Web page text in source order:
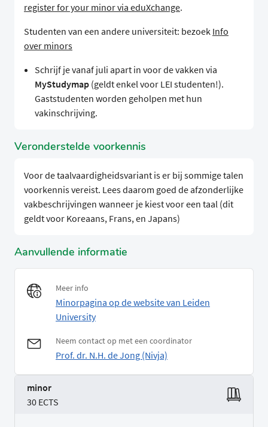
register for your minor via eduXchange.
Studenten van een andere universiteit: bezoek Info
over minors
Schrijf je vanaf juli apart in voor de vakken via
MyStudymap(geldt enkel voor LEI studenten!).
Gaststudenten worden geholpen met hun
vakinschrijving.
Veronderstelde voorkennis
Voor de taalvaardigheidsvariant is er bij sommige talen
voorkennis vereist. Lees daarom goed de afzonderlijke
vakbeschrijvingen wanneer je kiest voor een taal (dit
geldt voor Koreaans, Frans, en Japans)
Aanvullende informatie
Meer info
Minorpagina op de website van Leiden
University
Neem contact op met een coordinator
Prof. dr. N.H. de Jong (Nivja)
minor
30 ECTS